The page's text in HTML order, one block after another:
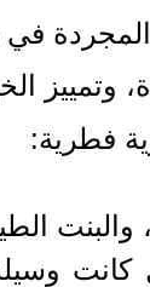
المجردة
وتمييز
فطرية: